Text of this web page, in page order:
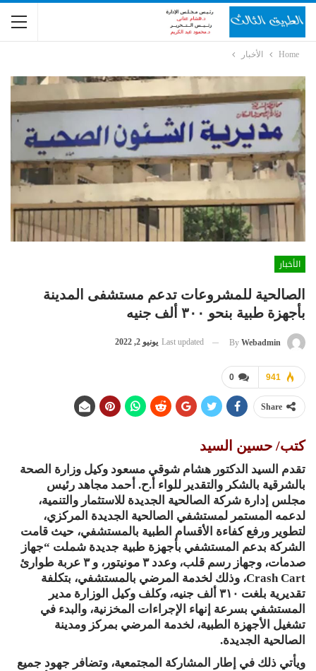
Home الأخبار
الأخبار
الصالحية للمشروعات تدعم مستشفى المدينة
بأجهزة طبية بنحو ٣٠٠ ألف جنيه
By Webadmin
Last updated يونيو 2, 2022
0 941
Share
كتب/ حسين السيد
تقدم السيد الدكتور هشام شوقي مسعود وكيل وزارة الصحة
بالشرقية بالشكر والتقدير للواء أ.ح. أحمد مجاهد رئيس
مجلس إدارة شركة الصالحية الجديدة للاستثمار والتنمية،
لدعمه المستمر لمستشفي الصالحية الجديدة المركزي،
لتطوير ورفع كفاءة الأقسام الطبية بالمستشفي، حيث قامت
الشركة بدعم المستشفي بأجهزة طبية جديدة شملت “جهاز
صدمات، وجهاز رسم قلب، وعدد ٣ مونيتور، و ٣ عربة طوارئ
Crash Cart، وذلك لخدمة المرضي بالمستشفي، بتكلفة
تقديرية بلغت ٣١٠ ألف جنيه، وكلف وكيل الوزارة مدير
المستشفي بسرعة إنهاء الإجراءات المخزنية، والبدء في
تشغيل الأجهزة الطبية، لخدمة المرضي بمركز ومدينة
الصالحية الجديدة.
ويأتي ذلك في إطار المشاركة المجتمعية، وتضافر جهود جميع